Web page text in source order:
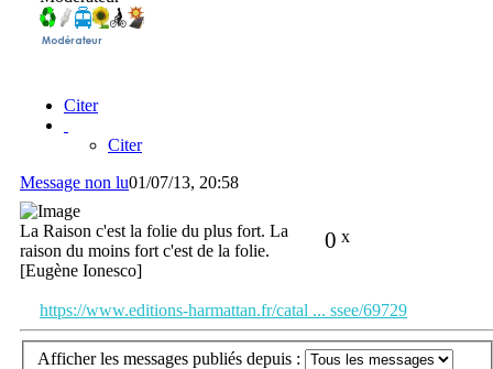
Citer
Citer
Message non lu01/07/13, 20:58
0 x
La Raison c'est la folie du plus fort. La
raison du moins fort c'est de la folie.
[Eugène Ionesco]
https://www.editions-harmattan.fr/catal ... ssee/69729
Afficher les messages publiés depuis :